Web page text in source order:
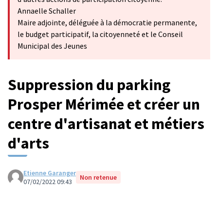
Annaelle Schaller
Maire adjointe, déléguée à la démocratie permanente,
le budget participatif, la citoyenneté et le Conseil
Municipal des Jeunes
Suppression du parking
Prosper Mérimée et créer un
centre d'artisanat et métiers
d'arts
Etienne Garanger
07/02/2022 09:43
Non retenue